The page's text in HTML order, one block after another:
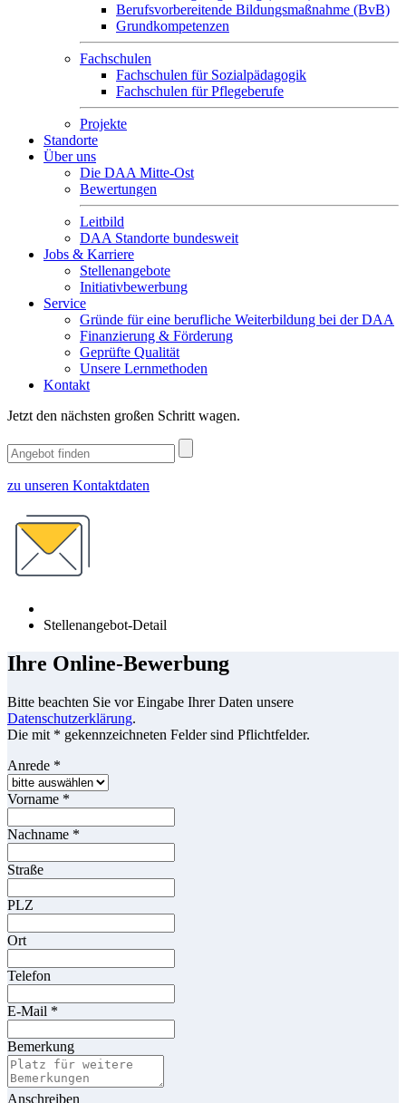
Berufsvorbereitende Bildungsmaßnahme (BvB)
Grundkompetenzen
Fachschulen
Fachschulen für Sozialpädagogik
Fachschulen für Pflegeberufe
Projekte
Standorte
Über uns
Die DAA Mitte-Ost
Bewertungen
Leitbild
DAA Standorte bundesweit
Jobs & Karriere
Stellenangebote
Initiativbewerbung
Service
Gründe für eine berufliche Weiterbildung bei der DAA
Finanzierung & Förderung
Geprüfte Qualität
Unsere Lernmethoden
Kontakt
Jetzt den nächsten großen Schritt wagen.
zu unseren Kontaktdaten
Stellenangebot-Detail
Ihre Online-Bewerbung
Bitte beachten Sie vor Eingabe Ihrer Daten unsere
Datenschutzerklärung.
Die mit * gekennzeichneten Felder sind Pflichtfelder.
Anrede *
Vorname *
Nachname *
Straße
PLZ
Ort
Telefon
E-Mail *
Bemerkung
Anschreiben